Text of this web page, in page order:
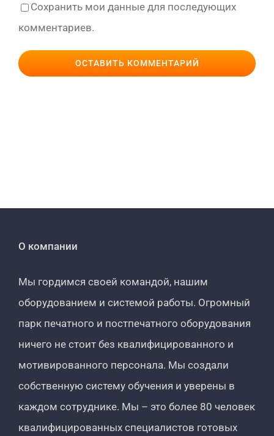
Сохранить мои данные для последующих
комментариев.
О компании
Мы гордимся своей командой, нашим
оборудованием и системой работы. Огромный
парк печатного и постпечатного оборудования
ничего не стоит без квалифицированного и
мотивированного персонала. Мы создали
собственную систему обучения и уверены в
каждом сотруднике. Мы – это более 80 человек
квалифицированных специалистов готовых